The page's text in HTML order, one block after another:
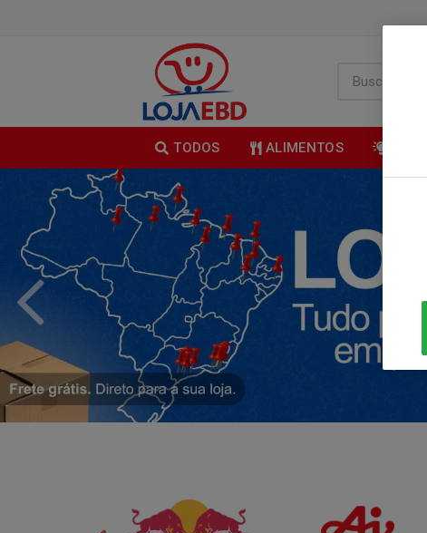
TODOS ALIMENTOS